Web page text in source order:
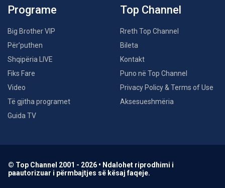
Programe
Big Brother VIP
Për’puthen
Shqipëria LIVE
Fiks Fare
Video
Të gjitha programet
Guida TV
Top Channel
Rreth Top Channel
Bileta
Kontakt
Puno në Top Channel
Privacy Policy & Terms of Use
Aksesueshmëria
© Top Channel 2001 - 2026 • Ndalohet riprodhimi i
paautorizuar i përmbajtjes së kësaj faqeje.